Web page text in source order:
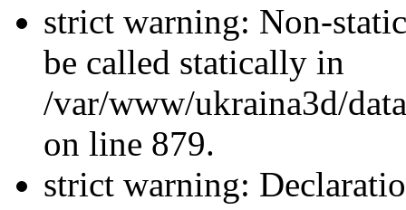
strict warning: Non-
be called statically in
/var/www/ukraina3d/
on line 879.
strict warning: